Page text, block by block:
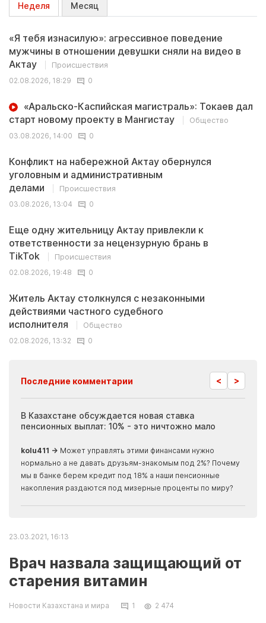
Неделя Месяц
«Я тебя изнасилую»: агрессивное поведение
мужчины в отношении девушки сняли на видео в
Актау
Происшествия
02.08.2026, 18:29
0
«Аральско-Каспийская магистраль»: Токаев дал
старт новому проекту в Мангистау
Общество
03.08.2026, 14:00
0
Конфликт на набережной Актау обернулся
уголовным и административным
делами
Происшествия
03.08.2026, 13:04
0
Еще одну жительницу Актау привлекли к
ответственности за нецензурную брань в
TikTok
Происшествия
02.08.2026, 19:48
0
Житель Актау столкнулся с незаконными
действиями частного судебного
исполнителя
Общество
02.08.2026, 13:32
0
Последние комментарии < >
В Казахстане обсуждается новая ставка
пенсионных выплат: 10% - это ничтожно мало
kolu411 → Может управлять этими финансами нужно
нормально а не давать друзьям-знакомым под 2%? Почему
мы в банке берем кредит под 18% а наши пенсионные
накопления раздаются под мизерные проценты по миру?
23.03.2021, 16:13
Врач назвала защищающий от
старения витамин
Новости Казахстана и мира 1 2 474